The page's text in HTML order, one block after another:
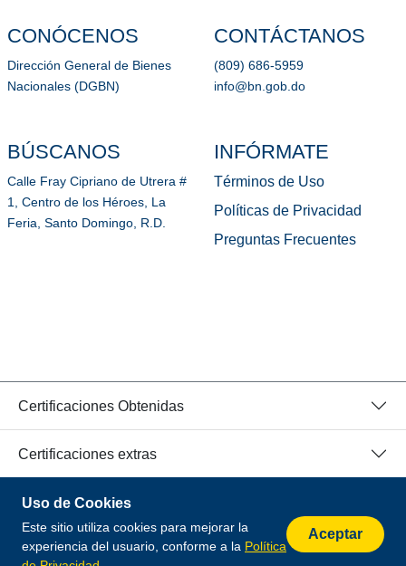
CONÓCENOS
Dirección General de Bienes
Nacionales (DGBN)
BÚSCANOS
Calle Fray Cipriano de Utrera #
1, Centro de los Héroes, La
Feria, Santo Domingo, R.D.
CONTÁCTANOS
(809) 686-5959
info@bn.gob.do
INFÓRMATE
Términos de Uso
Políticas de Privacidad
Preguntas Frecuentes
Certificaciones Obtenidas
Certificaciones extras
© 2026 Todos los Derechos Reservados.
Desarrollado por
Uso de Cookies
Este sitio utiliza cookies para mejorar la
experiencia del usuario, conforme a la Política
Aceptar